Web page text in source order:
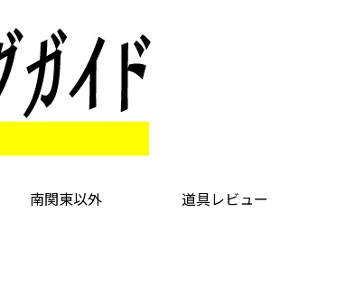
南関東以外 道具レビュー